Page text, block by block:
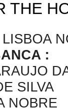
THE
:
SILVA
NOBRE